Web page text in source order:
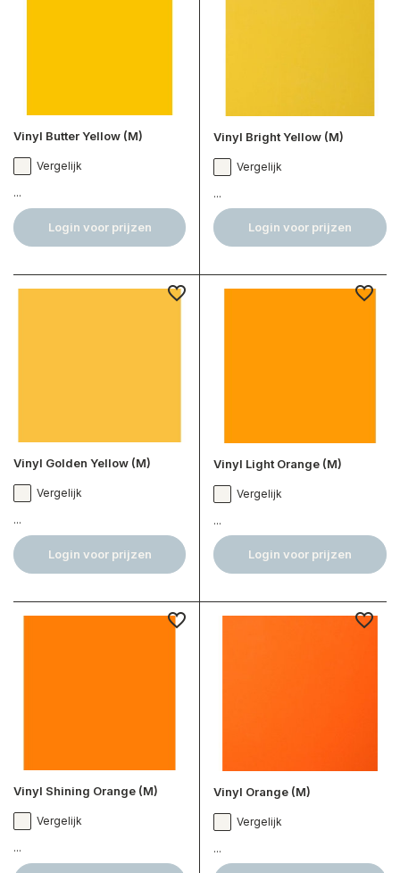
Vinyl Butter Yellow (M)
Vergelijk
...
Login voor prijzen
Vinyl Bright Yellow (M)
Vergelijk
...
Login voor prijzen
Vinyl Golden Yellow (M)
Vergelijk
...
Login voor prijzen
Vinyl Light Orange (M)
Vergelijk
...
Login voor prijzen
Vinyl Shining Orange (M)
Vergelijk
...
Vinyl Orange (M)
Vergelijk
...